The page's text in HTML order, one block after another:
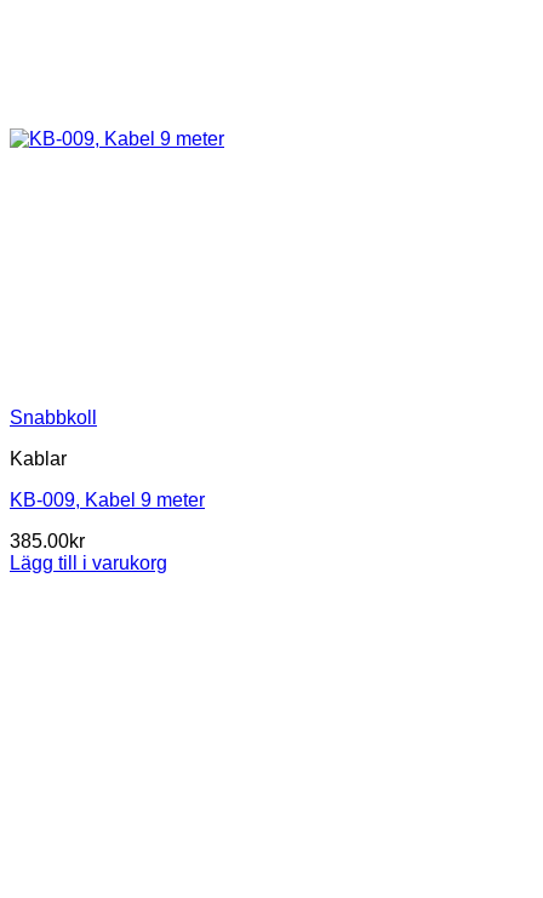
Snabbkoll
Kablar
KB-009, Kabel 9 meter
385.00kr
Lägg till i varukorg